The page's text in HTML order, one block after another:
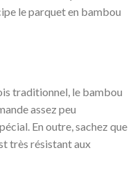
le parquet en bambou
traditionnel, le bambou
assez peu
En outre, sachez que
très résistant aux